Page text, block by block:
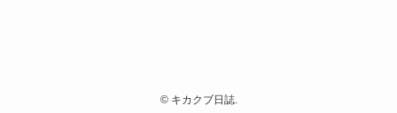
©キカクブ日誌.